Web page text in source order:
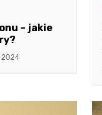
– jakie
2024